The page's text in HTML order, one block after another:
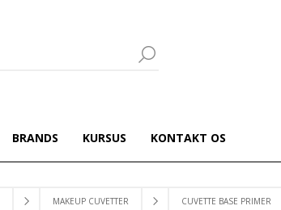
BRANDS KURSUS KONTAKT OS
MAKEUP CUVETTER CUVETTE BASE PRIMER